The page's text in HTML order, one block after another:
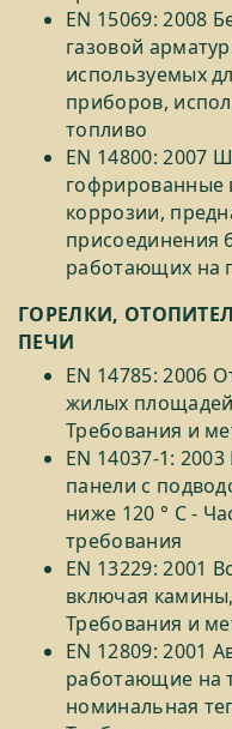
EN 15069: 2008
газовой
используемых
приборов,
топливо
EN 14800: 2007
коррозии,
присоединения
работающих на
ГОРЕЛКИ,
ПЕЧИ
EN 14785: 2006
жилых площадей
Требования и
EN 14037-1:
панели с
ниже 120 ° C -
требования
EN 13229: 2001
включая
Требования и
EN 12809: 2001
работающие на
номинальная